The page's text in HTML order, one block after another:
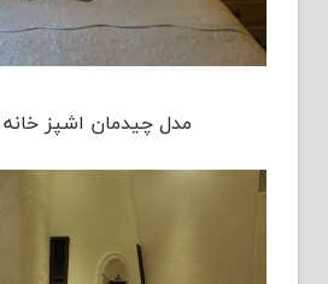
مدل چیدمان اشپز